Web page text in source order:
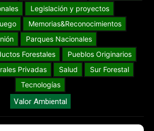
Legislación y proyectos
Memorias&Reconocimientos
Parques Nacionales
Forestales
Pueblos Originarios
Privadas
Salud
Sur Forestal
Tecnologías
Valor Ambiental